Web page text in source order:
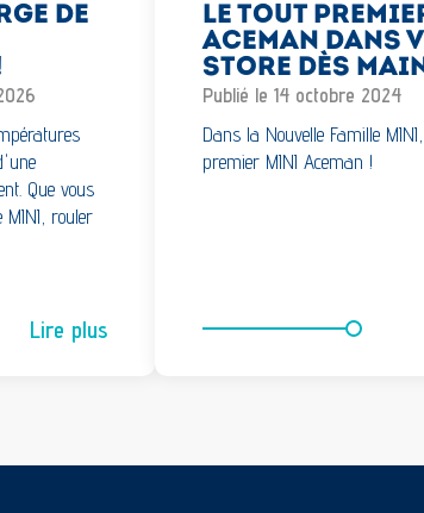
DE
Que vous
rouler
Lire plus
LE TOUT
ACEMAN DANS
STORE DÈS
Publié le 14 octobre 2024
Dans la Nouvelle Famille
premier MINI Aceman !